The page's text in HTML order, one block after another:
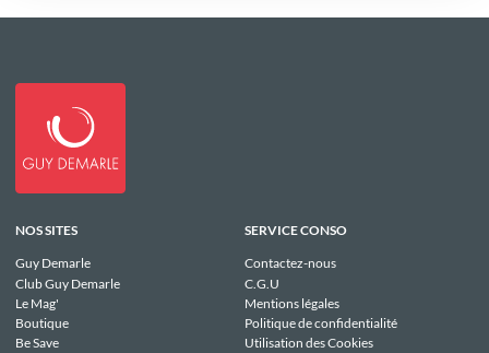
NOS SITES
Guy Demarle
Club Guy Demarle
Le Mag'
Boutique
Be Save
SERVICE CONSO
Contactez-nous
C.G.U
Mentions légales
Politique de confidentialité
Utilisation des Cookies